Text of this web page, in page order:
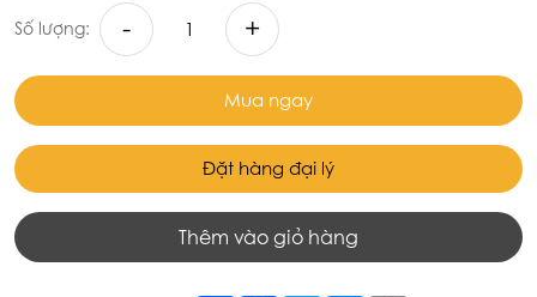
Số lượng: - +
Mua ngay
Đặt hàng đại lý
Thêm vào giỏ hàng